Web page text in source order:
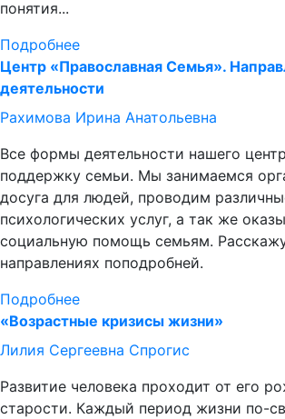
понятия...
Подробнее
Центр «Православная Семья».
деятельности
Рахимова Ирина Анатольевна
Все формы деятельности нашего
поддержку семьи. Мы занимаемся
досуга для людей, проводим
психологических услуг, а так же
социальную помощь семьям.
направлениях поподробней.
Подробнее
«Возрастные кризисы жизни»
Лилия Сергеевна Спрогис
Развитие человека проходит от его
старости. Каждый период жизни по-